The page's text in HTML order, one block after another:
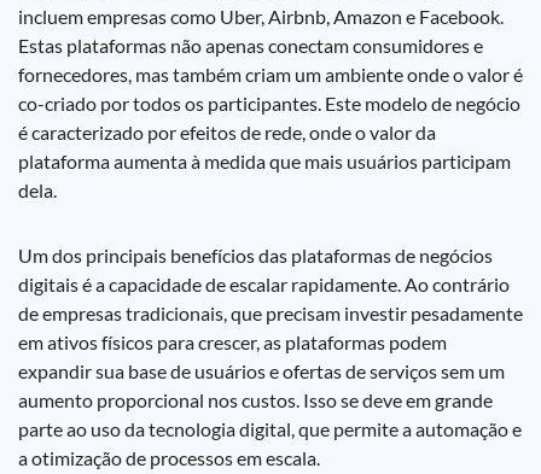
incluem empresas como Uber, Airbnb, Amazon e Facebook.
Estas plataformas não apenas conectam consumidores e
fornecedores, mas também criam um ambiente onde o valor é
co-criado por todos os participantes. Este modelo de negócio
é caracterizado por efeitos de rede, onde o valor da
plataforma aumenta à medida que mais usuários participam
dela.
Um dos principais benefícios das plataformas de negócios
digitais é a capacidade de escalar rapidamente. Ao contrário
de empresas tradicionais, que precisam investir pesadamente
em ativos físicos para crescer, as plataformas podem
expandir sua base de usuários e ofertas de serviços sem um
aumento proporcional nos custos. Isso se deve em grande
parte ao uso da tecnologia digital, que permite a automação e
a otimização de processos em escala.